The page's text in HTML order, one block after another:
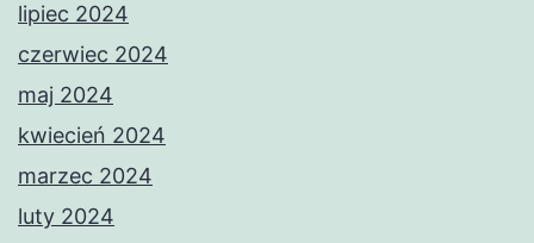
lipiec 2024
czerwiec 2024
maj 2024
kwiecień 2024
marzec 2024
luty 2024